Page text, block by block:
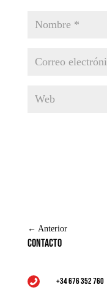
← Anterior
Contacto
 +34 676 352 760